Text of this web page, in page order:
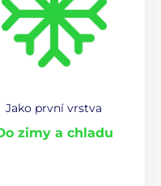
Jako první vrstva
zimy a chladu